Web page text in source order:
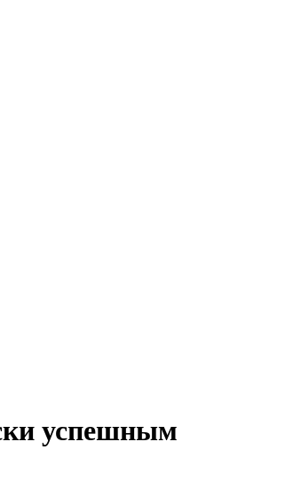
успешным